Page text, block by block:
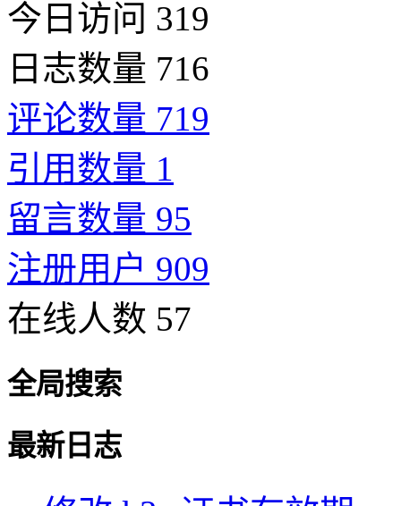
今日访问 319
日志数量 716
评论数量 719
引用数量 1
留言数量 95
注册用户 909
在线人数 57
全局搜索
最新日志